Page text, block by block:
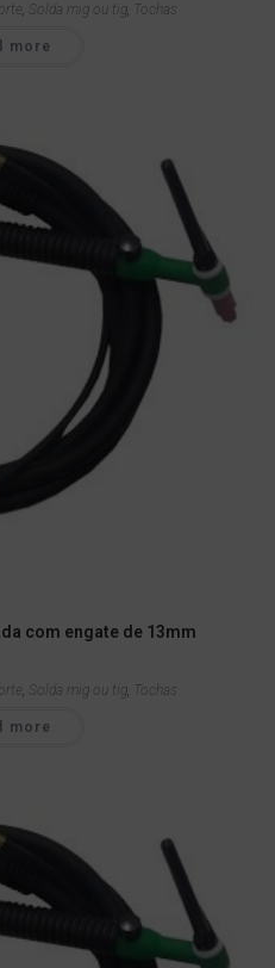
, Solda mig ou tig, Tochas
more
com engate de 13mm
Solda mig ou tig, Tochas
more